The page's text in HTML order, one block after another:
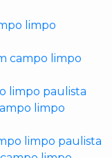
limpo
campo limpo
limpo paulista
limpo
limpo paulista